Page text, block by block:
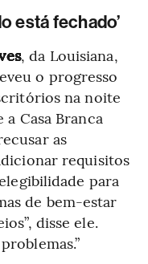
está fechado’
, da Louisiana,
o progresso
na noite
Casa Branca
as
requisitos
para
de bem-estar
disse ele.